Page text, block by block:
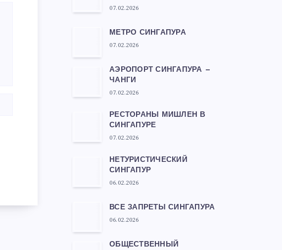
07.02.2026
МЕТРО СИНГАПУРА
07.02.2026
АЭРОПОРТ СИНГАПУРА —
ЧАНГИ
07.02.2026
РЕСТОРАНЫ МИШЛЕН В
СИНГАПУРЕ
07.02.2026
НЕТУРИСТИЧЕСКИЙ
СИНГАПУР
06.02.2026
ВСЕ ЗАПРЕТЫ СИНГАПУРА
06.02.2026
ОБЩЕСТВЕННЫЙ